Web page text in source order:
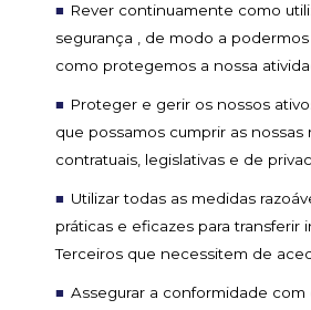
Rever continuamente como
segurança , de modo a
como protegemos a nossa
Proteger e gerir os nossos
que possamos cumprir as nossas
contratuais, legislativas e de
Utilizar todas as medidas
práticas e eficazes para transferir
Terceiros que necessitem de
Assegurar a conformidade com